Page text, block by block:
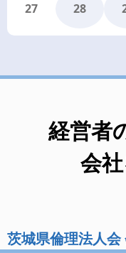
27 28
経営者
会
茨城県倫理法人会